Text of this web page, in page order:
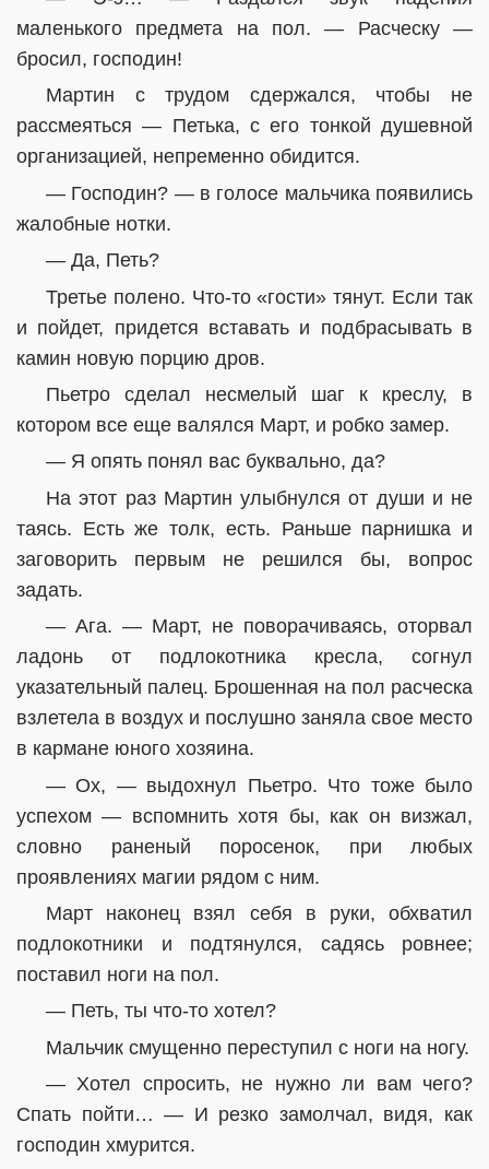
маленького предмета на пол. — Расческу —
бросил, господин!
Мартин с трудом сдержался, чтобы не
рассмеяться — Петька, с его тонкой душевной
организацией, непременно обидится.
— Господин? — в голосе мальчика появились
жалобные нотки.
— Да, Петь?
Третье полено. Что-то «гости» тянут. Если так
и пойдет, придется вставать и подбрасывать в
камин новую порцию дров.
Пьетро сделал несмелый шаг к креслу, в
котором все еще валялся Март, и робко замер.
— Я опять понял вас буквально, да?
На этот раз Мартин улыбнулся от души и не
таясь. Есть же толк, есть. Раньше парнишка и
заговорить первым не решился бы, вопрос
задать.
— Ага. — Март, не поворачиваясь, оторвал
ладонь от подлокотника кресла, согнул
указательный палец. Брошенная на пол расческа
взлетела в воздух и послушно заняла свое место
в кармане юного хозяина.
— Ох, — выдохнул Пьетро. Что тоже было
успехом — вспомнить хотя бы, как он визжал,
словно раненый поросенок, при любых
проявлениях магии рядом с ним.
Март наконец взял себя в руки, обхватил
подлокотники и подтянулся, садясь ровнее;
поставил ноги на пол.
— Петь, ты что-то хотел?
Мальчик смущенно переступил с ноги на ногу.
— Хотел спросить, не нужно ли вам чего?
Спать пойти… — И резко замолчал, видя, как
господин хмурится.